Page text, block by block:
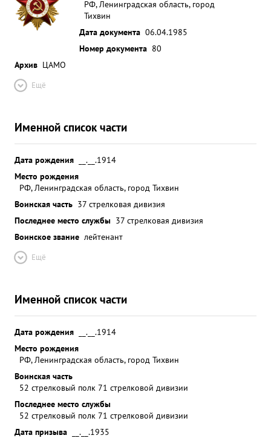
РФ, Ленинградская область, город
Тихвин
Дата документа 06.04.1985
Номер документа 80
Архив ЦАМО
Ещё
Именной список части
Дата рождения
__.__.1914
Место рождения
РФ, Ленинградская область, город Тихвин
Воинская часть 37 стрелковая дивизия
Последнее место службы 37 стрелковая дивизия
Воинское звание лейтенант
Ещё
Именной список части
Дата рождения
__.__.1914
Место рождения
РФ, Ленинградская область, город Тихвин
Воинская часть
52 стрелковый полк 71 стрелковой дивизии
Последнее место службы
52 стрелковый полк 71 стрелковой дивизии
Дата призыва
__.__.1935